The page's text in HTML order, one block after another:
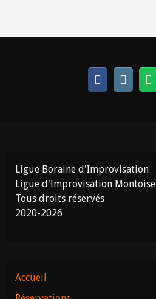
Ligue Boraine d'Improvisation
Ligue d'Improvisation Montoise
Tous droits réservés
2020-2026
Accueil